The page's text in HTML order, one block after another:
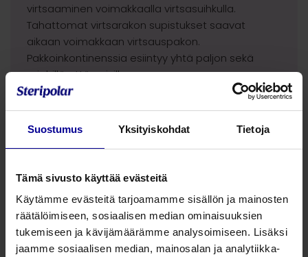
Suostumus Yksityiskohdat Tietoja
Tämä sivusto käyttää evästeitä
Käytämme evästeitä tarjoamamme sisällön ja mainosten
räätälöimiseen, sosiaalisen median ominaisuuksien
tukemiseen ja kävijämäärämme analysoimiseen. Lisäksi
jaamme sosiaalisen median, mainosalan ja analytiikka-
virtsaaminen voimakkaalla virtsasuihkulla.
Tahattomat virtsarakon supistukset saavat
aikaan voimakkaan virtsauspakon.
Pakkoinkontinenssia esiintyy yhtä paljon sekä
miehillä että naisilla.
Miten ehkäistä?